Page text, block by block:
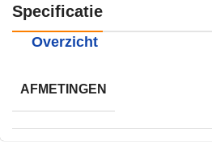
Specificatie
Overzicht
AFMETINGEN